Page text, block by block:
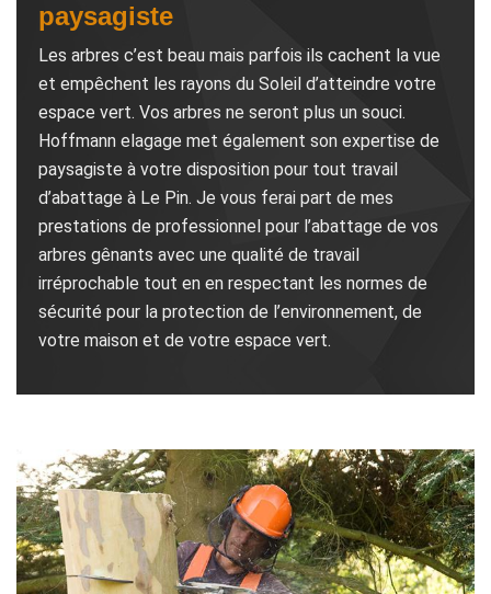
paysagiste
Les arbres c’est beau mais parfois ils cachent la vue
et empêchent les rayons du Soleil d’atteindre votre
espace vert. Vos arbres ne seront plus un souci.
Hoffmann elagage met également son expertise de
paysagiste à votre disposition pour tout travail
d’abattage à Le Pin. Je vous ferai part de mes
prestations de professionnel pour l’abattage de vos
arbres gênants avec une qualité de travail
irréprochable tout en en respectant les normes de
sécurité pour la protection de l’environnement, de
votre maison et de votre espace vert.